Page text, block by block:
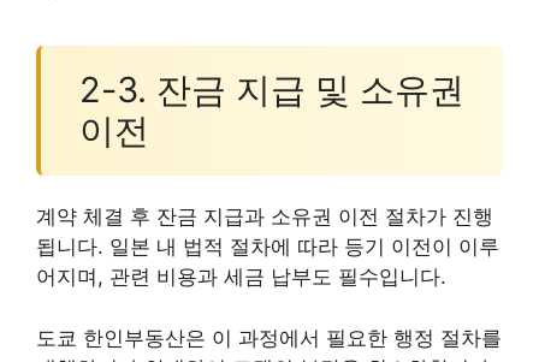
2-3. 잔금 지급 및 소유권
이전
계약 체결 후 잔금 지급과 소유권 이전 절차가 진행
됩니다. 일본 내 법적 절차에 따라 등기 이전이 이루
어지며, 관련 비용과 세금 납부도 필수입니다.
도쿄 한인부동산은 이 과정에서 필요한 행정 절차를